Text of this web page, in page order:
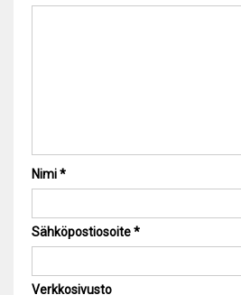
Nimi*
Sähköpostiosoite*
Verkkosivusto